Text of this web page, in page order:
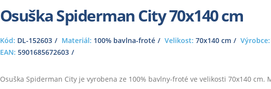
Osuška Spiderman City 70x140 cm
Kód: DL-152603 Materiál: 100% bavlna-froté Velikost: 70x140 cm Výrobce:
EAN: 5901685672603
Osuška Spiderman City je vyrobena ze 100% bavlny-froté ve velikosti 70x140 cm.